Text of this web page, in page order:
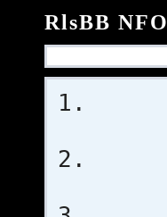
RlsBB NFO